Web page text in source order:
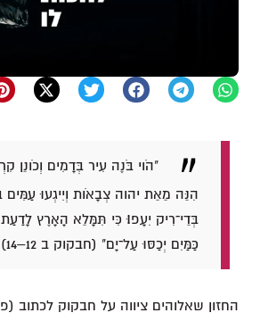
"הֹוי בֹּנֶה עִיר בְּדָמִים וְכֹונֵן
הִנֵּה מֵאֵת יהוה צְבָאֹות וְיִיגְעוּ עַמִּים
בְּדֵי־רִיק יִעָפוּ׃ כִּי תִּמָּלֵא הָאָרֶץ
כַּמַּיִם יְכַסּוּ עַל־יָם" (חבקוק ב 12–14).